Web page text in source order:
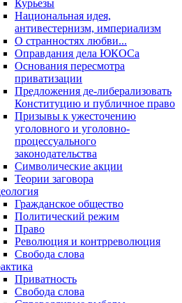
Курьезы
Национальная идея,
антивестернизм, империализм
О странностях любви...
Оправдания дела ЮКОСа
Основания пересмотра
приватизации
Предложения де-либерализовать
Конституцию и публичное право
Призывы к ужесточению
уголовного и уголовно-
процессуального
законодательства
Символические акции
Теории заговора
Гражданское общество
Политический режим
Право
Революция и контрреволюция
Свобода слова
Приватность
Свобода слова